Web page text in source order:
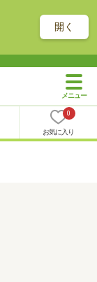
開く
0
お気に入り